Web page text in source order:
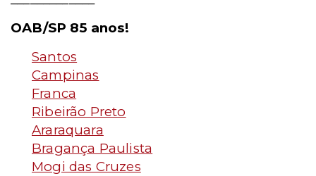
OAB/SP 85 anos!
Santos
Campinas
Franca
Ribeirão Preto
Araraquara
Bragança Paulista
Mogi das Cruzes